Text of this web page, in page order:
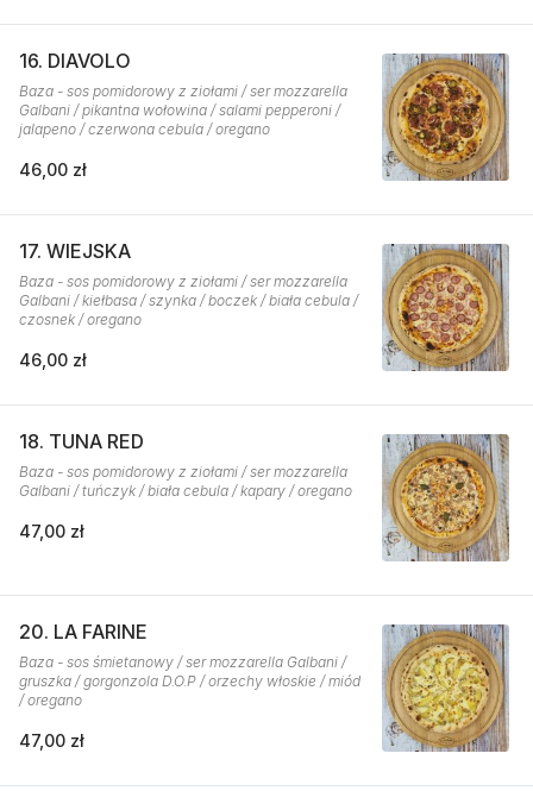
16. DIAVOLO
Baza - sos pomidorowy z ziołami / ser mozzarella
Galbani / pikantna wołowina / salami pepperoni /
jalapeno / czerwona cebula / oregano
46,00 zł
17. WIEJSKA
Baza - sos pomidorowy z ziołami / ser mozzarella
Galbani / kiełbasa / szynka / boczek / biała cebula /
czosnek / oregano
46,00 zł
18. TUNA RED
Baza - sos pomidorowy z ziołami / ser mozzarella
Galbani / tuńczyk / biała cebula / kapary / oregano
47,00 zł
20. LA FARINE
Baza - sos śmietanowy / ser mozzarella Galbani /
gruszka / gorgonzola D.O.P / orzechy włoskie / miód
/ oregano
47,00 zł